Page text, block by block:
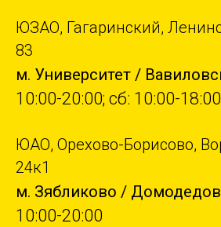
ЮЗАО, Гагаринский,
83
м. Университет /
10:00-20:00; сб: 10:00-18:00
ЮАО, Орехово-Борисово,
24к1
м. Зябликово /
10:00-20:00